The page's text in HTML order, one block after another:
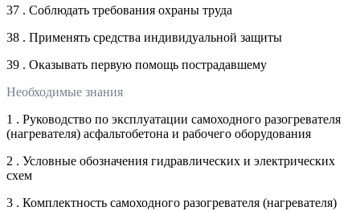
37 . Соблюдать требования охраны труда
38 . Применять средства индивидуальной защиты
39 . Оказывать первую помощь пострадавшему
Необходимые знания
1 . Руководство по эксплуатации самоходного разогревателя
(нагревателя) асфальтобетона и рабочего оборудования
2 . Условные обозначения гидравлических и электрических
схем
3 . Комплектность самоходного разогревателя (нагревателя)